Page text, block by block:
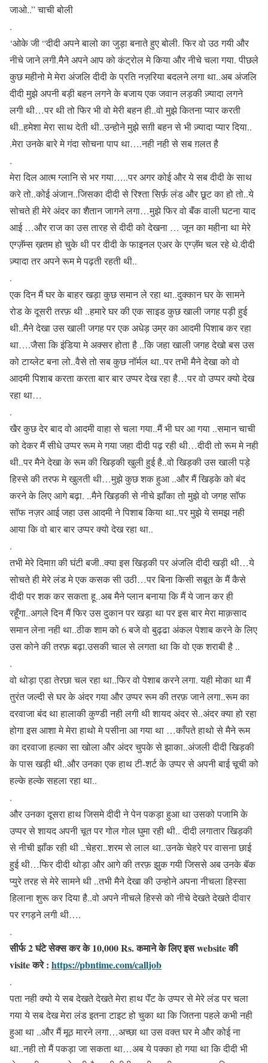
जाओ..” चाची बोली
.
‘ओके जी “दीदी अपने बालो का जुड़ा बनाते हुए बोली. फिर वो उठ गयी और
नीचे जाने लगी.मैने अपने आप को कंट्रोल मे किया और नीचे चला गया. पीछले
कुछ महीनो मे मेरा अंजलि दीदी के प्रति नज़रिया बदलने लगा था..अब अंजलि
दीदी मुझे अपनी बड़ी बहन लगने के बजाय एक जवान लड़की ज़्यादा लगने
लगी थी…पर थी तो फिर भी वो मेरी बहन ही..वो मुझे कितना प्यार करती
थी..हमेशा मेरा साथ देती थी..उन्होने मुझे सग़ी बहन से भी ज़्यादा प्यार दिया..
.मेरा उनके बारे मे गंदा सोचना पाप था….नही नही से सब ग़लत है
.
मेरा दिल आत्म ग्लानि से भर गया…..पर अगर कोई और ये सब दीदी के साथ
करे तो..कोई अंजान..जिसका दीदी से रिश्ता सिर्फ़ लंड और छूट का हो तो..ये
सोचते ही मेरे अंदर का शैतान जागने लगा…मुझे फिर वो बॅंक वाली घटना याद
आई …और राज का उस तारह से दीदी को देखना … जून का महीना था मेरे
एग्ज़ॅम्स ख़तम हो चुके थी पर दीदी के फाइनल एअर के एग्ज़ॅम चल रहे थे.दीदी
ज़्यादा तर अपने रूम मे पढ़ती रहती थी..
.
एक दिन मैं घर के बाहर खड़ा कुछ समान ले रहा था..दुक्कान घर के सामने
रोड के दूसरी तरफ़ थी ..हमारे घर की एक साइड कुछ खाली जगह पड़ी हुई
थी..मैने देखा उस खाली जगह पर एक अधेड़ उम्र का आदमी पिशाब कर रहा
था….जैसा कि इंडिया मे अक्सर होता है ..कि जहा खाली जगह देखो बस उस
को टाय्लेट बना लो..वैसे तो सब कुछ नॉर्मल था..पर तभी मैने देखा को वो
आदमी पिशाब करता करता बार बार उप्पर देख रहा है…पर वो उप्पर क्यो देख
रहा था…
.
खैर कुछ देर बाद वो आदमी वाहा से चला गया..मैं भी घर आ गया ..समान चाची
को देकर मैं सीधे उप्पर रूम मे गया जहा दीदी पढ़ रही थी…दीदी तो रूम मे नही
थी..पर मैने देखा के रूम की खिड़की खुली हुई है..वो खिड़की उस खाली पड़े
हिस्से की तरफ मे खुलती थी…मुझे कुछ शक हुआ ..और मैं खिड़के को बंद
करने के लिए आगे बढ़ा. ..मैने खिड़की से नीचे झाँका तो मुझे वो जगह सॉफ
सॉफ नज़र आई जहा उस आदमी ने पिशाब किया था..पर मुझे ये समझ नही
आया कि वो बार बार उप्पर क्यो देख रहा था..
.
तभी मेरे दिमाग़ की घंटी बजी..क्या इस खिड़की पर अंजलि दीदी खड़ी थी…ये
सोचते ही मेरे लंड मे एक कसक सी उठी…पर बिना किसी सबूत के मैं कैसे
दीदी पर शक कर सकता हू..अब मैने प्लान बनाया कि मैं ये जान कर ही
रहूँगा..अगले दिन मैं फिर उस दुकान पर खड़ा था पर इस बार मेरा माक़साद
समान लेना नही था..ठीक शाम को 6 बजे वो बुढ्ढा अंकल पेशाब करने के लिए
उस कोने की तरफ़ बढ़ा.उसकी चाल से लगता था कि वो एक शराबी है ..
.
वो थोड़ा एडा तेरछा चल रहा था..फिर वो पेशाब करने लगा. यही मोका था मैं
तुरंत जल्दी से घर के अंदर गया और उप्पर रूम की तरफ़ जाने लगा..रूम का
दरवाजा बंद था हालाकी कुण्डी नही लगी थी शायद अंदर से..अंदर क्या हो रहा
होगा इस आशा मे मेरा हाथो मे पसीना आ गया था …काँपते हाथो से मैने रूम
का दरवाजा हल्का सा खोला और अंदर चुपके से झाका..अंजली दीदी खिड़की
के पास खड़ी थी..और उनका एक हाथ टी-शर्ट के उप्पर से अपनी बाई चूची को
हल्के हल्के सहला रहा था..
.
और उनका दूसरा हाथ जिसमे दीदी ने पेन पकड़ा हुआ था उसको पजामि के
उप्पर से शायद अपनी चूत पर गोल गोल घुमा रही थी.. दीदी लगातार खिड़की
से नीची झाँक रही थी ..चेहरा..शरम से लाल था..उनके चेहरे पर वासना छाई
हुई थी…फिर दीदी थोड़ा और आगे की तरफ़ झुक गयी जिससे अब उनके बॅक
प्युरे तरह से मेरे सामने थी ..तभी मैने देखा की उन्होने अपना नीचला हिस्सा
हिलाना शुरू कर दिया है..वो अपने नीचले हिस्से को नीचे देखते देखते दीवार
पर रगड़ने लगी थी….
.
सीर्फ 2 घंटे सेक्स कर के 10,000 Rs. कमाने के लिए इस website की
visite करे : https://pbntime.com/calljob
.
पता नही क्यो ये सब देखते देखते मेरा हाथ पॅंट के उप्पर से मेरे लंड पर चला
गया ये सब देख मेरा लंड इतना टाइट हो चुका था कि जितना पहले कभी नही
हुआ था ..और मैं मूठ मारने लगा…अच्छा था उस वक्त घर मे और कोई ना
था..नही तो मैं पकड़ा जा सकता था…अब ये पक्का हो गया था कि दीदी भी